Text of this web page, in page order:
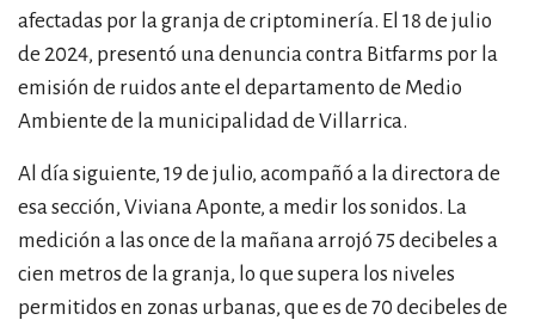
afectadas por la granja de criptominería. El 18 de julio
de 2024, presentó una denuncia contra Bitfarms por la
emisión de ruidos ante el departamento de Medio
Ambiente de la municipalidad de Villarrica.
Al día siguiente, 19 de julio, acompañó a la directora de
esa sección, Viviana Aponte, a medir los sonidos. La
medición a las once de la mañana arrojó 75 decibeles a
cien metros de la granja, lo que supera los niveles
permitidos en zonas urbanas, que es de 70 decibeles de